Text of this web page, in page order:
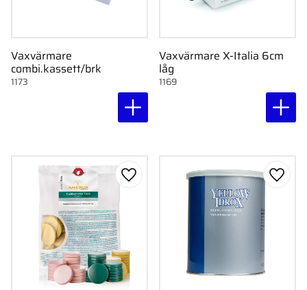
Vaxvärmare
combi.kassett/brk
1173
Vaxvärmare X-Italia 6cm
låg
1169
Lägg till i favoriter Lägg